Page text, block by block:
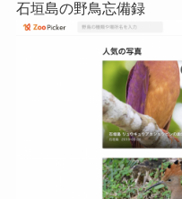
石垣島の野鳥忘備録